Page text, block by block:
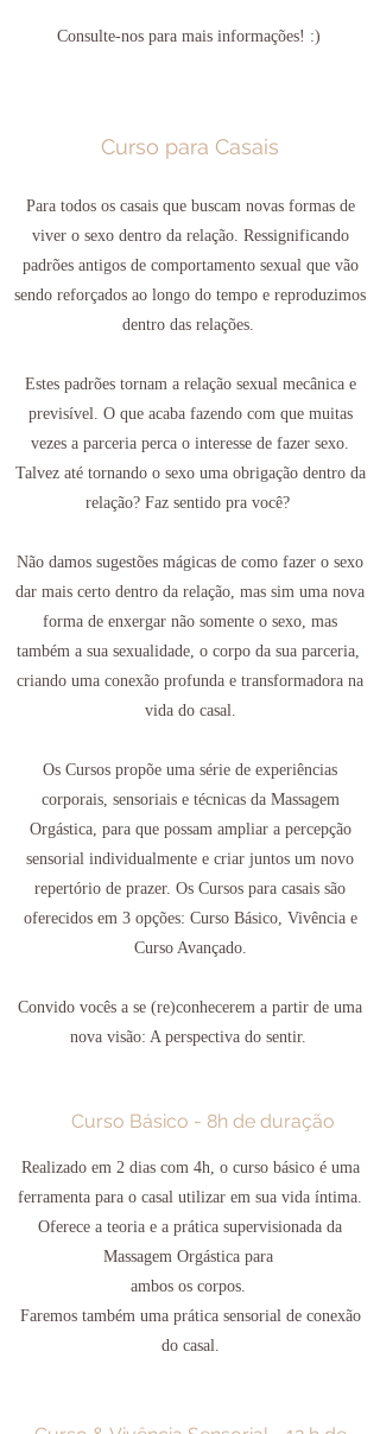
Consulte-nos para mais informações! :)
Curso para Casais
Para todos os casais que buscam novas formas de
viver o sexo dentro da relação. Ressignificando
padrões antigos de comportamento sexual que vão
sendo reforçados ao longo do tempo e reproduzimos
dentro das relações. ​
Estes padrões tornam a relação sexual mecânica e
previsível. O que acaba fazendo com que muitas
vezes a parceria perca o interesse de fazer sexo.
Talvez até tornando o sexo uma obrigação dentro da
relação? Faz sentido pra você?
Não damos sugestões mágicas de como fazer o sexo
dar mais certo dentro da relação, mas sim uma nova
forma de enxergar não somente o sexo, mas
também a sua sexualidade, o corpo da sua parceria,
criando uma conexão profunda e transformadora na
vida do casal.
Os Cursos propõe uma série de experiências
corporais, sensoriais e técnicas da Massagem
Orgástica, para que possam ampliar a percepção
sensorial individualmente e criar juntos um novo
repertório de prazer. Os Cursos para casais são
oferecidos em 3 opções: Curso Básico, Vivência e
Curso Avançado.
Convido vocês a se (re)conhecerem a partir de uma
nova visão: A perspectiva do sentir.
Curso Básico - 8h de duração
Realizado em 2 dias com 4h, o curso básico é uma
ferramenta para o casal utilizar em sua vida íntima.
Oferece a teoria e a prática supervisionada da
Massagem Orgástica para
ambos os corpos.
Faremos também uma prática sensorial de conexão
do casal.